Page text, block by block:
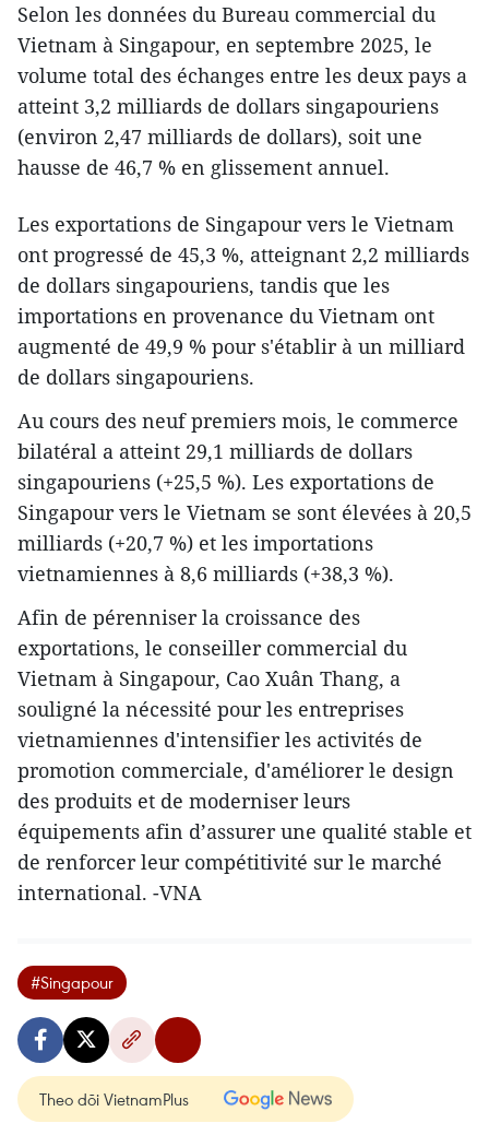
Selon les données du Bureau commercial du
Vietnam à Singapour, en septembre 2025, le
volume total des échanges entre les deux pays a
atteint 3,2 milliards de dollars singapouriens
(environ 2,47 milliards de dollars), soit une
hausse de 46,7 % en glissement annuel.
Les exportations de Singapour vers le Vietnam
ont progressé de 45,3 %, atteignant 2,2 milliards
de dollars singapouriens, tandis que les
importations en provenance du Vietnam ont
augmenté de 49,9 % pour s'établir à un milliard
de dollars singapouriens.
Au cours des neuf premiers mois, le commerce
bilatéral a atteint 29,1 milliards de dollars
singapouriens (+25,5 %). Les exportations de
Singapour vers le Vietnam se sont élevées à 20,5
milliards (+20,7 %) et les importations
vietnamiennes à 8,6 milliards (+38,3 %).
Afin de pérenniser la croissance des
exportations, le conseiller commercial du
Vietnam à Singapour, Cao Xuân Thang, a
souligné la nécessité pour les entreprises
vietnamiennes d'intensifier les activités de
promotion commerciale, d'améliorer le design
des produits et de moderniser leurs
équipements afin d’assurer une qualité stable et
de renforcer leur compétitivité sur le marché
international. -VNA
#Singapour
Theo dõi VietnamPlus